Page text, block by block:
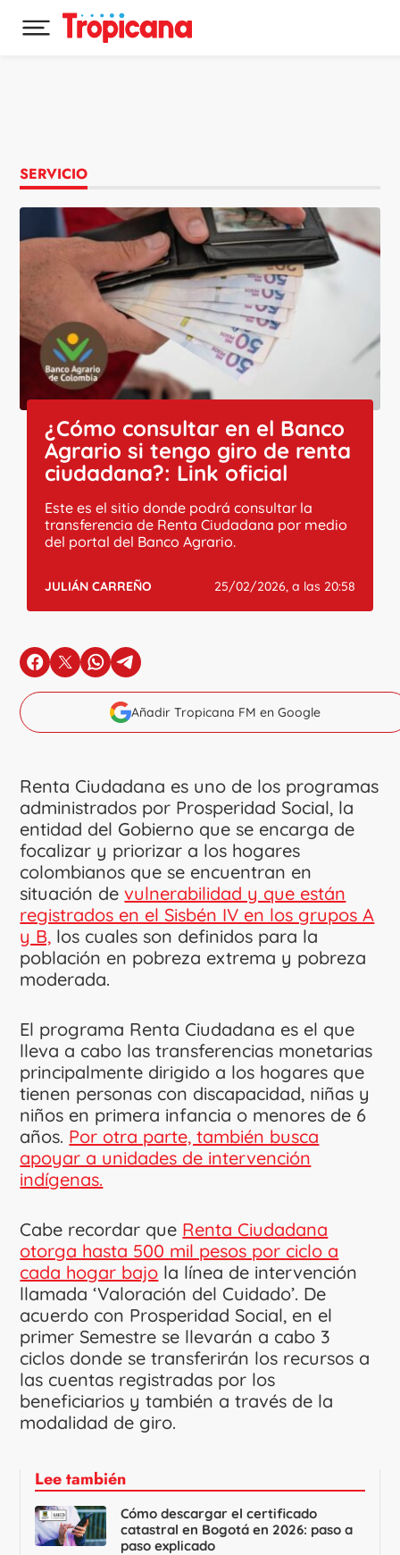
Desplegar menú principal
SERVICIO
¿Cómo consultar en el Banco
Agrario si tengo giro de renta
ciudadana?: Link oficial
Este es el sitio donde podrá consultar la
transferencia de Renta Ciudadana por medio
del portal del Banco Agrario.
JULIÁN CARREÑO 25/02/2026, a las 20:58
en Facebook
en Xen Whatsapp
en Telegram
Añadir Tropicana FM en Google
Renta Ciudadana es uno de los programas
administrados por Prosperidad Social, la
entidad del Gobierno que se encarga de
focalizar y priorizar a los hogares
colombianos que se encuentran en
situación devulnerabilidad y que están
registrados en el Sisbén IV en los grupos A
y B, los cuales son definidos para la
población en pobreza extrema y pobreza
moderada.
El programa Renta Ciudadana es el que
lleva a cabo las transferencias monetarias
principalmente dirigido a los hogares que
tienen personas con discapacidad, niñas y
niños en primera infancia o menores de 6
años. Por otra parte, también busca
apoyar a unidades de intervención
indígenas.
Cabe recordar que Renta Ciudadana
otorga hasta 500 mil pesos por ciclo a
cada hogar bajo la línea de intervención
llamada ‘Valoración del Cuidado’. De
acuerdo con Prosperidad Social, en el
primer Semestre se llevarán a cabo 3
ciclos donde se transferirán los recursos a
las cuentas registradas por los
beneficiarios y también a través de la
modalidad de giro.
Lee también
Cómo descargar el certificado
catastral en Bogotá en 2026: paso a
paso explicado